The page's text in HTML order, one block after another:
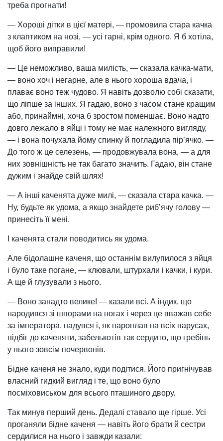
треба прогнати!
— Хороші дітки в цієї матері, — промовила стара качка
з клаптиком на нозі, — усі гарні, крім одного. Я б хотіла,
щоб його виправили!
— Це неможливо, ваша милість, — сказала качка-мати,
— воно хоч і негарне, але в нього хороша вдача, і
плаває воно теж чудово. Я навіть дозволю собі сказати,
що ліпше за інших. Я гадаю, воно з часом стане кращим
або, принаймні, хоча б зростом поменшає. Воно надто
довго лежало в яйці і тому не має належного вигляду,
— і вона почухала йому спинку й погладила пір’ячко. —
До того ж це селезень, — продовжувала вона, — а для
них зовнішність не так багато значить. Гадаю, він стане
дужим і знайде свій шлях!
— А інші каченята дуже милі, — сказала стара качка. —
Ну, будьте як удома, а якщо знайдете риб’ячу голову —
принесіть її мені.
І каченята стали поводитись як удома.
Але бідолашне каченя, що останнім вилупилося з яйця
і було таке погане, — клювали, штурхали і качки, і кури.
А ще й глузували з нього.
— Воно занадто велике! — казали всі. А індик, що
народився зі шпорами на ногах і через це вважав себе
за імператора, надувся і, як пароплав на всіх парусах,
підбіг до каченяти, забелькотів так сердито, що гребінь
у нього зовсім почервонів.
Бідне каченя не знало, куди подітися. Його пригнічував
власний гидкий вигляд і те, що воно було
посміховиськом для всього пташиного двору.
Так минув перший день. Дедалі ставало ще гірше. Усі
проганяли бідне каченя — навіть його брати й сестри
сердилися на нього і завжди казали: